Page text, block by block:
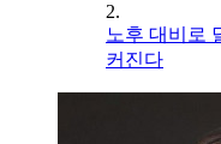
2.
노후 대비로
커진다